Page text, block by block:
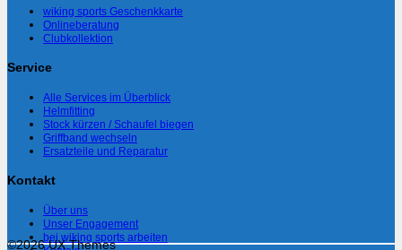
wiking sports Geschenkkarte
Onlineberatung
Clubkollektion
Service
Alle Services im Überblick
Helmfitting
Stock kürzen / Schaufel biegen
Griffband wechseln
Ersatzteile und Reparatur
Kontakt
Über uns
Unser Engagement
bei wiking sports arbeiten
©2026 UX Themes